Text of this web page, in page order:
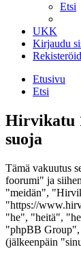
Etsi
UKK
Kirjaudu
Etusivu
Etsi
Hirvikatu
suoja
Tämä vakuutus
foorumi" ja
"meidän",
"https://
"he", "heitä",
"phpBB Group",
(jälkeenpäin